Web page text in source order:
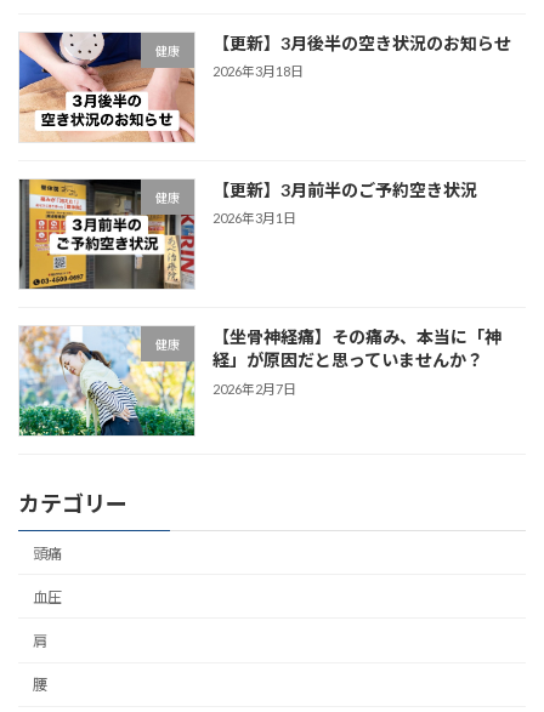
健康 【更新】3月後半の空き状況のお知らせ
2026年3月18日
健康 【更新】3月前半のご予約空き状況
2026年3月1日
健康
【坐骨神経痛】その痛み、本当に「神
経」が原因だと思っていませんか？
2026年2月7日
カテゴリー
頭痛
血圧
肩
腰